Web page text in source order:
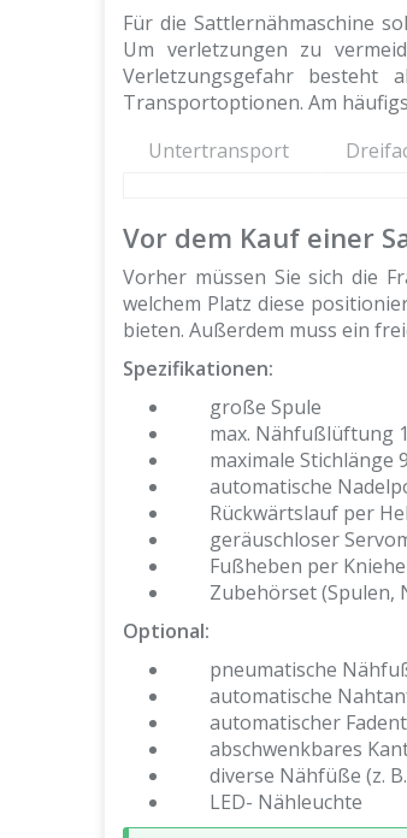
Für die Sattlernähmaschine
Um verletzungen zu
Verletzungsgefahr besteht
Transportoptionen. Am
Untertransport
Vor dem Kauf einer
Vorher müssen Sie sich die
welchem Platz diese
bieten. Außerdem muss ein
Spezifikationen:
große Spule
max. Nähfußlüftung
maximale Stichlänge
automatische
Rückwärtslauf per
geräuschloser
Fußheben per
Zubehörset (Spulen,
Optional:
pneumatische
automatische
automatischer
abschwenkbares
diverse Nähfüße (z.
LED- Nähleuchte